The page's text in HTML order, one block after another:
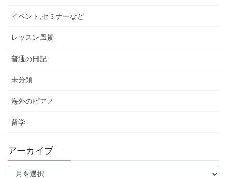
イベント,セミナーなど
レッスン風景
普通の日記
未分類
海外のピアノ
留学
アーカイブ
ア